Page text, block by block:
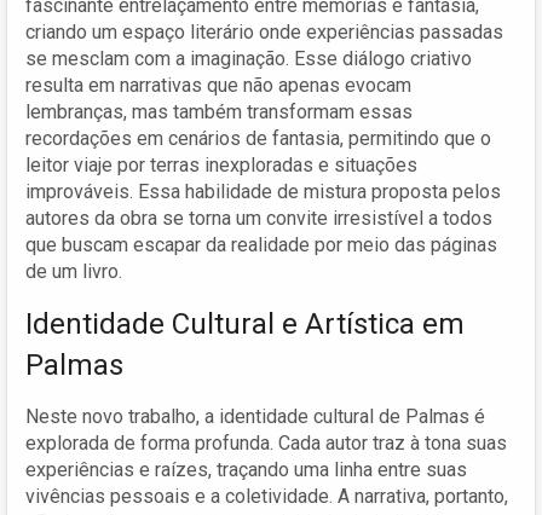
fascinante entrelaçamento entre memórias e fantasia,
criando um espaço literário onde experiências passadas
se mesclam com a imaginação. Esse diálogo criativo
resulta em narrativas que não apenas evocam
lembranças, mas também transformam essas
recordações em cenários de fantasia, permitindo que o
leitor viaje por terras inexploradas e situações
improváveis. Essa habilidade de mistura proposta pelos
autores da obra se torna um convite irresistível a todos
que buscam escapar da realidade por meio das páginas
de um livro.
Identidade Cultural e Artística em
Palmas
Neste novo trabalho, a identidade cultural de Palmas é
explorada de forma profunda. Cada autor traz à tona suas
experiências e raízes, traçando uma linha entre suas
vivências pessoais e a coletividade. A narrativa, portanto,